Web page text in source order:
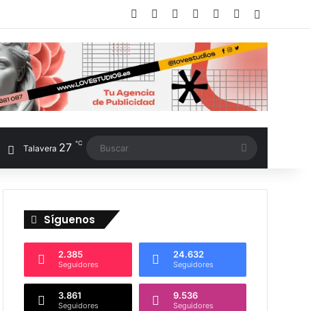
Facebook LinkedInInstagram
TikTokRSS
Talavera 27 ℃
Síguenos
2.385
Seguidores
24.632
Seguidores
3.861
Seguidores
9.536
Seguidores